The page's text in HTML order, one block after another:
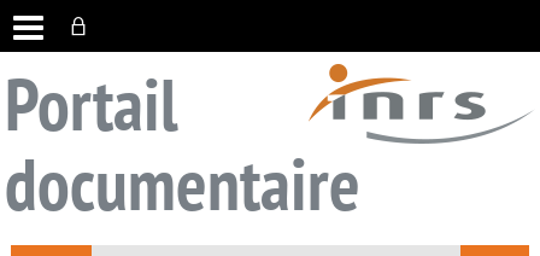
Portail
documentaire